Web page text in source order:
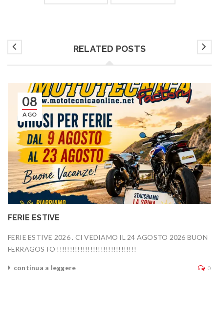
RELATED POSTS
08
AGO
FERIE ESTIVE
FERIE ESTIVE 2026 . CI VEDIAMO IL 24 AGOSTO 2026 BUON
FERRAGOSTO !!!!!!!!!!!!!!!!!!!!!!!!!!!!!!!
continua a leggere 0